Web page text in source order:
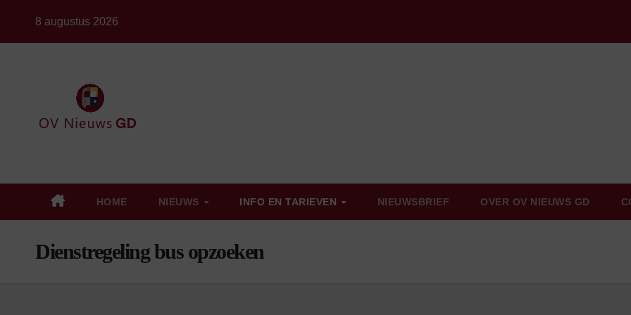
8 augustus 2026
HOME NIEUWS INFO EN TARIEVEN NIEUWSBRIEF OVER OV NIEUWS GD
Dienstregeling bus opzoeken